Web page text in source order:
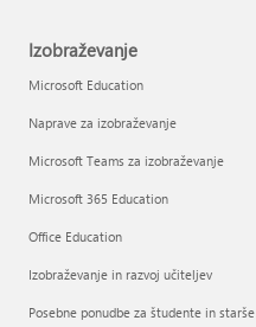
Izobraževanje
Microsoft Education
Naprave za izobraževanje
Microsoft Teams za izobraževanje
Microsoft 365 Education
Office Education
Izobraževanje in razvoj učiteljev
Posebne ponudbe za študente in starše